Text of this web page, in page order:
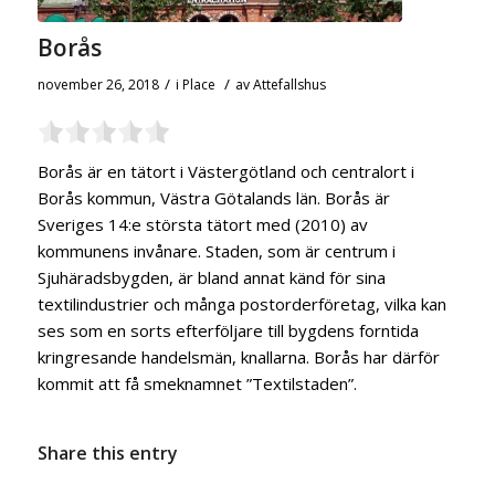
Borås
november 26, 2018 / i Place / avAttefallshus
Borås är en tätort i Västergötland och centralort i
Borås kommun, Västra Götalands län. Borås är
Sveriges 14:e största tätort med (2010) av
kommunens invånare. Staden, som är centrum i
Sjuhäradsbygden, är bland annat känd för sina
textilindustrier och många postorderföretag, vilka kan
ses som en sorts efterföljare till bygdens forntida
kringresande handelsmän, knallarna. Borås har därför
kommit att få smeknamnet ”Textilstaden”.
Share this entry